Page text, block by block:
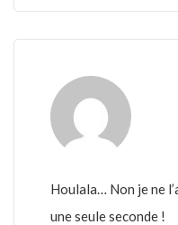
Houlala… Non je ne
une seule seconde !